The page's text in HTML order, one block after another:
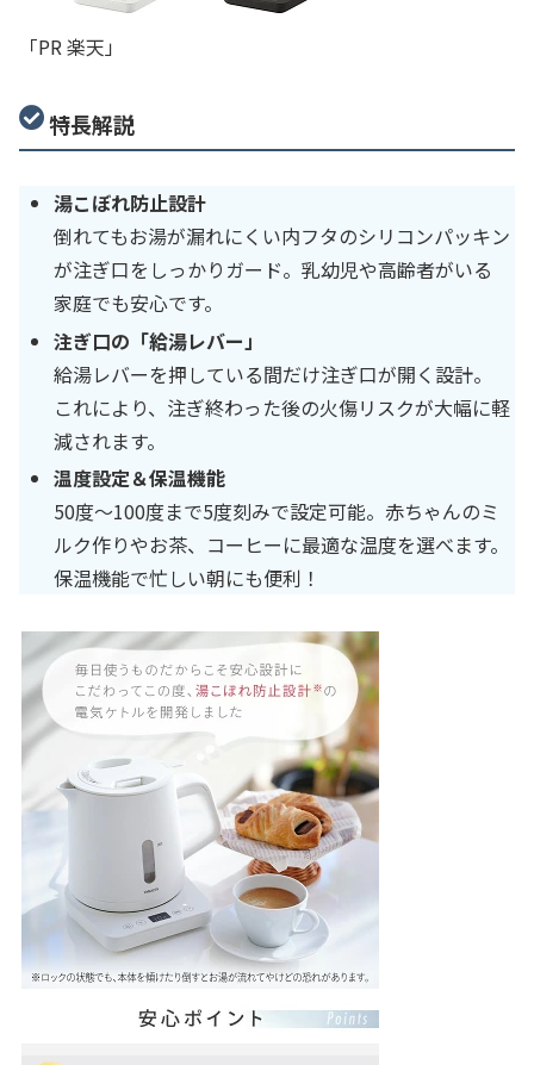
「PR 楽天」
特長解説
湯こぼれ防止設計
倒れてもお湯が漏れにくい内フタのシリコンパッキン
が注ぎ口をしっかりガード。乳幼児や高齢者がいる
家庭でも安心です。
注ぎ口の「給湯レバー」
給湯レバーを押している間だけ注ぎ口が開く設計。
これにより、注ぎ終わった後の火傷リスクが大幅に軽
減されます。
温度設定＆保温機能
50度～100度まで5度刻みで設定可能。赤ちゃんのミ
ルク作りやお茶、コーヒーに最適な温度を選べます。
保温機能で忙しい朝にも便利！